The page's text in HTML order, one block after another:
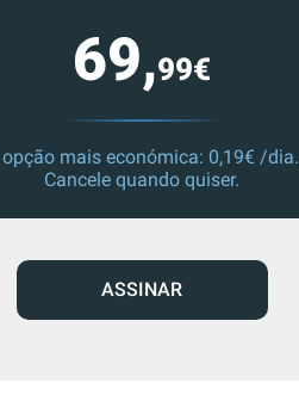
69,99€
mais económica: 0,19€ /dia.
Cancele quando quiser.
ASSINAR